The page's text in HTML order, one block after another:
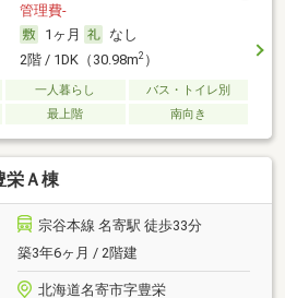
管理費-
1ヶ月
なし
2階 / 1DK（30.98m2）
一人暮らし
バス・トイレ別
最上階 南向き
栄Ａ棟
宗谷本線 名寄駅 徒歩33分
築3年6ヶ月 / 2階建
北海道名寄市字豊栄